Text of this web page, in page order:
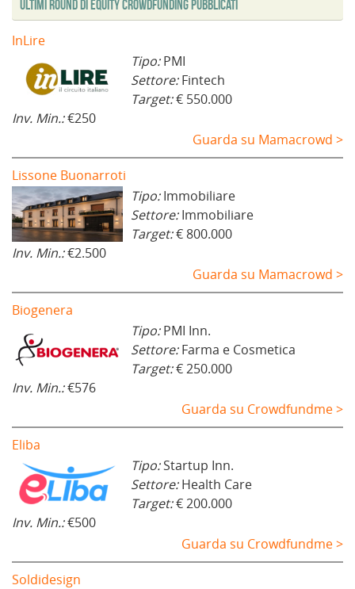
Ultimi Round di Equity Crowdfunding Pubblicati
InLire
Tipo:PMI
Settore:Fintech
Target:€ 550.000
Inv. Min.:€250
Guarda su Mamacrowd >
Lissone Buonarroti
Tipo:Immobiliare
Settore:Immobiliare
Target:€ 800.000
Inv. Min.:€2.500
Guarda su Mamacrowd >
Biogenera
Tipo:PMI Inn.
Settore:Farma e Cosmetica
Target:€ 250.000
Inv. Min.:€576
Guarda su Crowdfundme >
Eliba
Tipo:Startup Inn.
Settore:Health Care
Target:€ 200.000
Inv. Min.:€500
Guarda su Crowdfundme >
Soldidesign